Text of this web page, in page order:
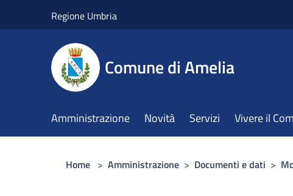
Regione Umbria
Comune di Amelia
Amministrazione Novità Servizi Vivere il
Home > Amministrazione > Documenti e dati >